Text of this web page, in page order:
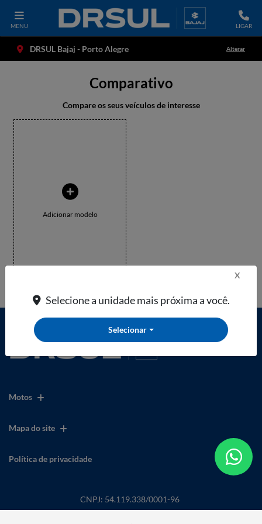
MENU LIGAR
DRSUL Bajaj - Porto Alegre Alterar
Comparativo
Compare os seus veículos de interesse
Adicionar modelo
Motos
Mapa do site
Política de privacidade
CNPJ: 54.119.338/0001-96
X
Selecione a unidade mais próxima a você.
Selecionar